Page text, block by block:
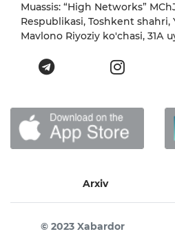
Muassis: “High Networks”
Respublikasi, Toshkent
Mavlono Riyoziy ko'chasi, 31А
Arxiv
© 2023 Xabardor